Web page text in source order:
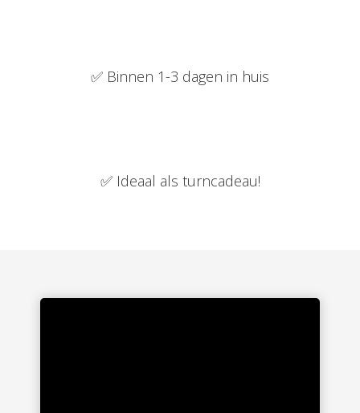
✅ Binnen 1-3 dagen in huis
✅ Ideaal als turncadeau!